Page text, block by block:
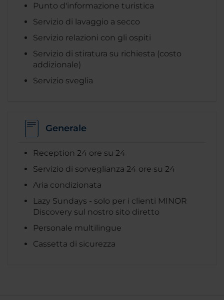
Punto d'informazione turistica
Servizio di lavaggio a secco
Servizio relazioni con gli ospiti
Servizio di stiratura su richiesta (costo
addizionale)
Servizio sveglia
Generale
Reception 24 ore su 24
Servizio di sorveglianza 24 ore su 24
Aria condizionata
Lazy Sundays - solo per i clienti MINOR
Discovery sul nostro sito diretto
Personale multilingue
Cassetta di sicurezza